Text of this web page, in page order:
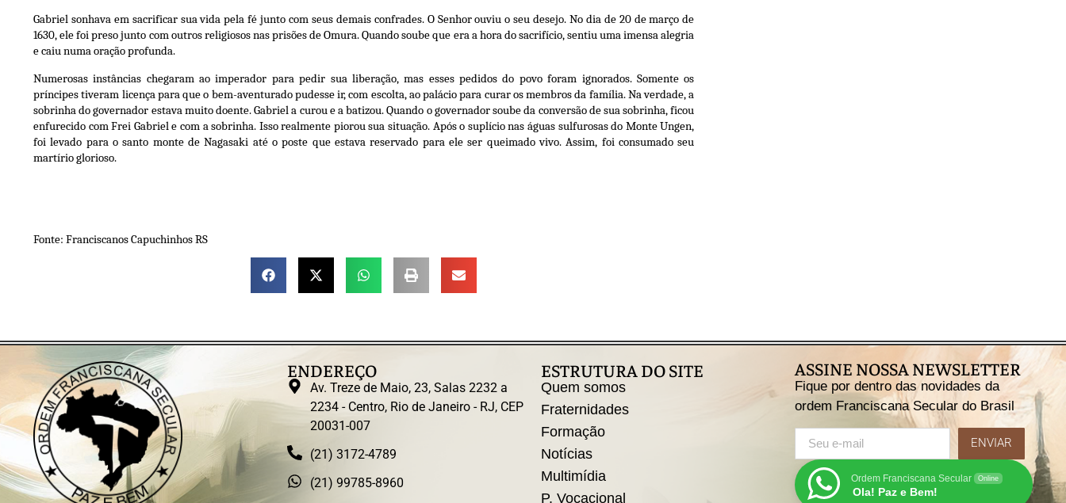
Gabriel sonhava em sacrificar sua vida pela fé junto com seus demais confrades. O Senhor ouviu o seu desejo. No dia de 20 de março de
1630, ele foi preso junto com outros religiosos nas prisões de Omura. Quando soube que era a hora do sacrifício, sentiu uma imensa alegria
e caiu numa oração profunda.
Numerosas instâncias chegaram ao imperador para pedir sua liberação, mas esses pedidos do povo foram ignorados. Somente os
príncipes tiveram licença para que o bem-aventurado pudesse ir, com escolta, ao palácio para curar os membros da família. Na verdade, a
sobrinha do governador estava muito doente. Gabriel a curou e a batizou. Quando o governador soube da conversão de sua sobrinha, ficou
enfurecido com Frei Gabriel e com a sobrinha. Isso realmente piorou sua situação. Após o suplício nas águas sulfurosas do Monte Ungen,
foi levado para o santo monte de Nagasaki até o poste que estava reservado para ele ser queimado vivo. Assim, foi consumado seu
martírio glorioso.
Fonte: Franciscanos Capuchinhos RS
ENDEREÇO
Av. Treze de Maio, 23, Salas 2232 a
2234 - Centro, Rio de Janeiro - RJ, CEP
20031-007
(21) 3172-4789
(21) 99785-8960
ESTRUTURA DO SITE
Quem somos
Fraternidades
Formação
Notícias
Multimídia
P. Vocacional
ASSINE NOSSA NEWSLETTER
Fique por dentro das novidades da
ordem Franciscana Secular do Brasil
ENVIAR
Ordem Franciscana Secular Online
Ola! Paz e Bem!